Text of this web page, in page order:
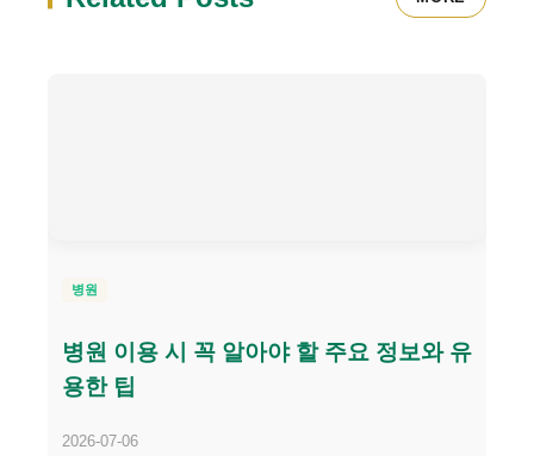
병원
병원 이용 시 꼭 알아야 할 주요 정보와 유
용한 팁
2026-07-06